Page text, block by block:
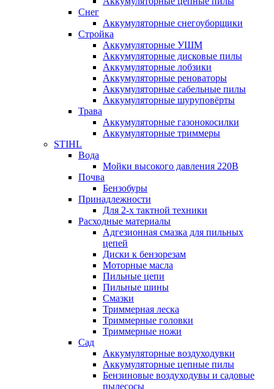
Снег
Аккумуляторные снегоуборщики
Стройка
Аккумуляторные УШМ
Аккумуляторные дисковые пилы
Аккумуляторные лобзики
Аккумуляторные реноваторы
Аккумуляторные сабельные пилы
Аккумуляторные шуруповёрты
Трава
Аккумуляторные газонокосилки
Аккумуляторные триммеры
STIHL
Вода
Мойки высокого давления 220В
Почва
Бензобуры
Принадлежности
Для 2-х тактной техники
Расходные материалы
Адгезионная смазка для пильных
цепей
Диски к бензорезам
Моторные масла
Пильные цепи
Пильные шины
Смазки
Триммерная леска
Триммерные головки
Триммерные ножи
Сад
Аккумуляторные воздуходувки
Аккумуляторные цепные пилы
Бензиновые воздуходувы и садовые
пылесосы